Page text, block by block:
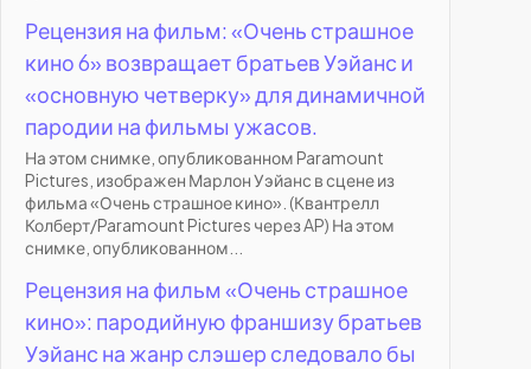
Рецензия на фильм: «Очень страшное
кино 6» возвращает братьев Уэйанс и
«основную четверку» для динамичной
пародии на фильмы ужасов.
На этом снимке, опубликованном Paramount
Pictures, изображен Марлон Уэйанс в сцене из
фильма «Очень страшное кино». (Квантрелл
Колберт/Paramount Pictures через AP) На этом
снимке, опубликованном...
Рецензия на фильм «Очень страшное
кино»: пародийную франшизу братьев
Уэйанс на жанр слэшер следовало бы